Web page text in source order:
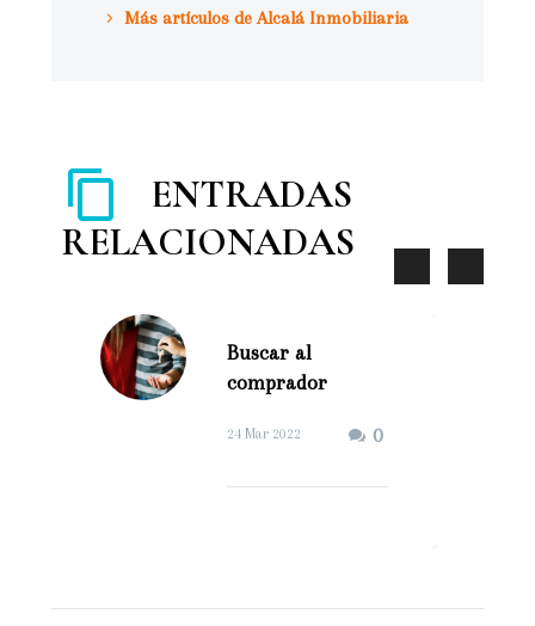
Más artículos de Alcalá Inmobiliaria
ENTRADAS
RELACIONADAS
Buscar al
comprador
0
24 Mar 2022